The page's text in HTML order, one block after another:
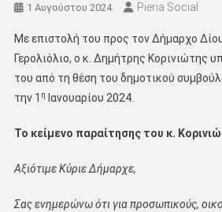
1 Αυγούστου 2024 Pieria Social
Με επιστολή του προς τον Δήμαρχο
Γερολιόλιο, ο κ. Δημήτρης Κορινιώτης
του από τη θέση του δημοτικού
την 1 η Ιανουαρίου 2024.
Το κείμενο παραίτησης του κ.
Αξιότιμε Κύριε Δήμαρχε,
Σας ενημερώνω ότι για προσωπικούς,